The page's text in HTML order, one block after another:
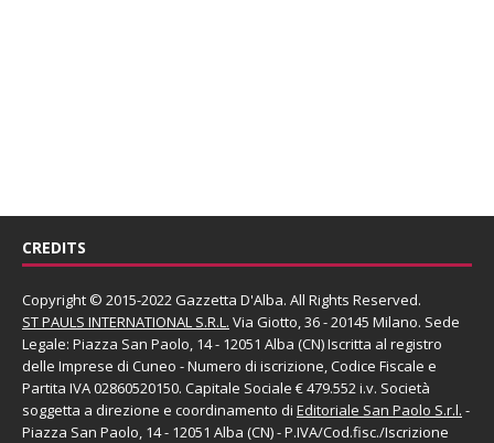
CREDITS
Copyright © 2015-2022 Gazzetta D'Alba. All Rights Reserved.
ST PAULS INTERNATIONAL S.R.L. Via Giotto, 36 - 20145 Milano. Sede
Legale: Piazza San Paolo, 14 - 12051 Alba (CN) Iscritta al registro
delle Imprese di Cuneo - Numero di iscrizione, Codice Fiscale e
Partita IVA 02860520150. Capitale Sociale € 479.552 i.v. Società
soggetta a direzione e coordinamento di Editoriale San Paolo S.r.l. -
Piazza San Paolo, 14 - 12051 Alba (CN) - P.IVA/Cod.fisc./Iscrizione